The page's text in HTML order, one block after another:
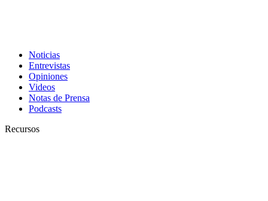
Noticias
Entrevistas
Opiniones
Videos
Notas de Prensa
Podcasts
Recursos